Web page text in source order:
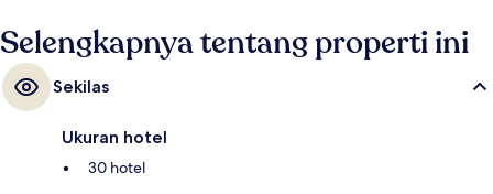
Selengkapnya tentang properti ini
Sekilas
Ukuran hotel
30 hotel